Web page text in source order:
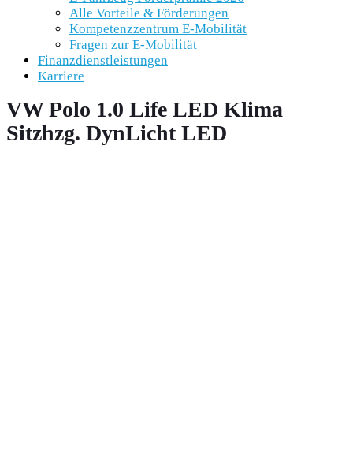
Alle Vorteile & Förderungen
Kompetenzzentrum E-Mobilität
Fragen zur E-Mobilität
Finanzdienstleistungen
Karriere
VW Polo 1.0 Life LED Klima
Sitzhzg. DynLicht LED